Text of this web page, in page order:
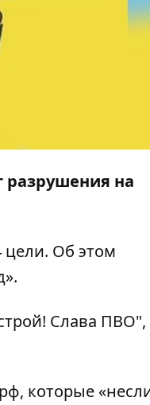
разрушения на
цели. Об этом
Слава ПВО",
которые